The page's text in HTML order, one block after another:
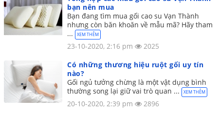
bạn nên mua
Bạn đang tìm mua gối cao su Vạn Thành
nhưng còn băn khoăn về mẫu mã? Hãy tham
...
XEM THÊM
23-10-2020, 2:16 pm
2025
Có những thương hiệu ruột gối uy tín
nào?
Gối ngủ tưởng chừng là một vật dụng bình
thường song lại giữ vai trò quan ...
XEM THÊM
20-10-2020, 2:39 pm
2896